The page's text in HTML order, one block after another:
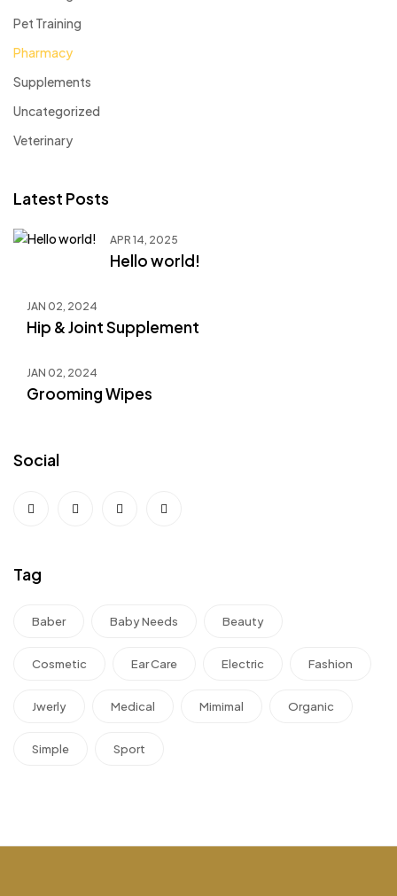
Pet Training
Pharmacy
Supplements
Uncategorized
Veterinary
Latest Posts
APR 14, 2025
Hello world!
JAN 02, 2024
Hip & Joint Supplement
JAN 02, 2024
Grooming Wipes
Social
Tag
Baber Baby Needs Beauty
Cosmetic Ear Care Electric Fashion
Jwerly Medical Mimimal Organic
Simple Sport